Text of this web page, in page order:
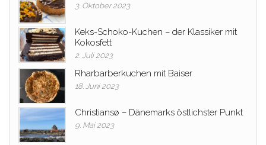
3. Oktober 2023
Keks-Schoko-Kuchen – der Klassiker mit
Kokosfett
2. Juli 2023
Rharbarberkuchen mit Baiser
18. Juni 2023
Christiansø – Dänemarks östlichster Punkt
9. Mai 2023